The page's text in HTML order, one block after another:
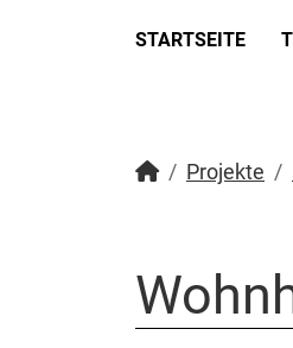
STARTSEITE
Projekte